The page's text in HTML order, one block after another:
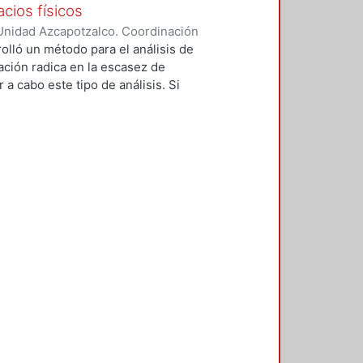
físicos
Azcapotzalco. Coordinación
David Alejandro
un método para el análisis de
radica en la escasez de
cabo este tipo de análisis. Si